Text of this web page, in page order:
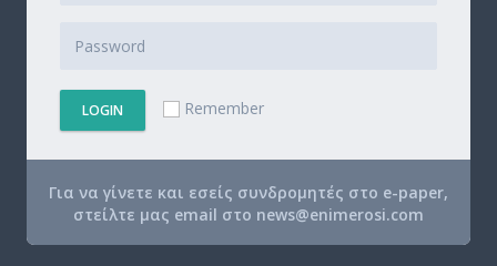
LOGIN Remember
Για να γίνετε και εσείς συνδρομητές στο e-paper,
στείλτε μας email στο news@enimerosi.com